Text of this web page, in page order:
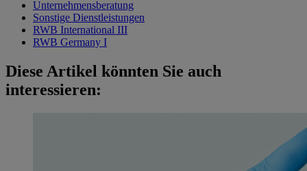
Unternehmensberatung
Sonstige Dienstleistungen
RWB International III
RWB Germany I
Diese Artikel könnten Sie auch
interessieren: